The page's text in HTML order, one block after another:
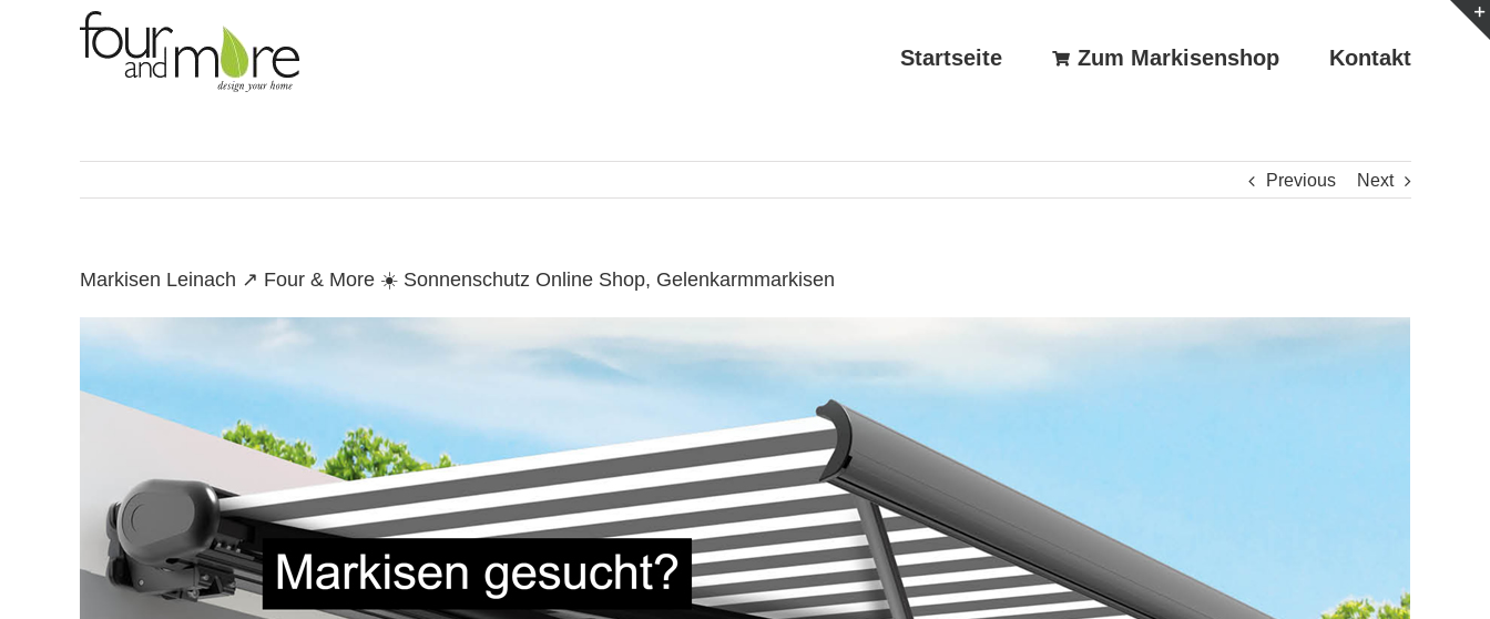
Startseite Zum Markisenshop Kontakt
Previous Next
Markisen Leinach ↗️ Four & More ☀️ Sonnenschutz Online Shop, Gelenkarmmarkisen